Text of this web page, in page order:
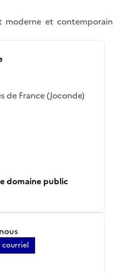
moderne et contemporain
de France (Joconde)
domaine public
courriel